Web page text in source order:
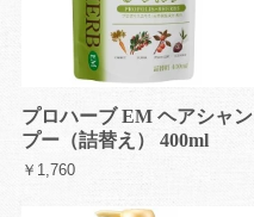
プロハーブ EM ヘアシャン
プー（詰替え） 400ml
￥1,760